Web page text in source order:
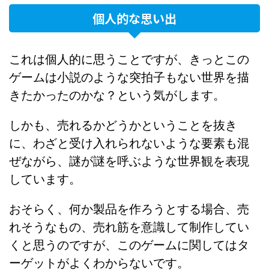
個人的な思い出
これは個人的に思うことですが、きっとこの
ゲームは小説のような突拍子もない世界を描
きたかったのかな？という気がします。
しかも、売れるかどうかということを抜き
に、わざと受け入れられないような要素も混
ぜながら、謎が謎を呼ぶような世界観を表現
しています。
おそらく、何か製品を作ろうとする場合、売
れそうなもの、売れ筋を意識して制作してい
くと思うのですが、このゲームに関してはタ
ーゲットがよくわからないです。